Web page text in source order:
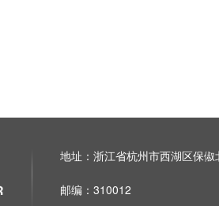
地址：浙江省杭州市西湖区保俶
邮编：310012